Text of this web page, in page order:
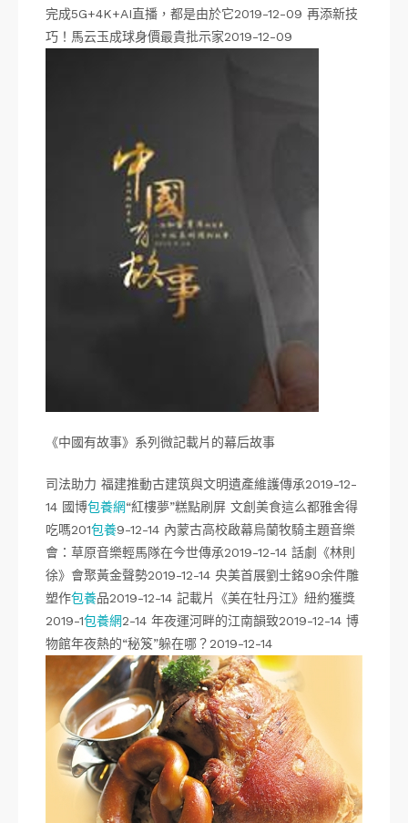
完成5G+4K+AI直播，都是由於它2019-12-09 再添新技
巧！馬云玉成球身價最貴批示家2019-12-09
《中國有故事》系列微記載片的幕后故事
司法助力 福建推動古建筑與文明遺產維護傳承2019-12-
14 國博包養網“紅樓夢”糕點刷屏 文創美食這么都雅舍得
吃嗎201包養9-12-14 內蒙古高校啟幕烏蘭牧騎主題音樂
會：草原音樂輕馬隊在今世傳承2019-12-14 話劇《林則
徐》會聚黃金聲勢2019-12-14 央美首展劉士銘90余件雕
塑作包養品2019-12-14 記載片《美在牡丹江》紐約獲獎
2019-1包養網2-14 年夜運河畔的江南韻致2019-12-14 博
物館年夜熱的“秘笈”躲在哪？2019-12-14